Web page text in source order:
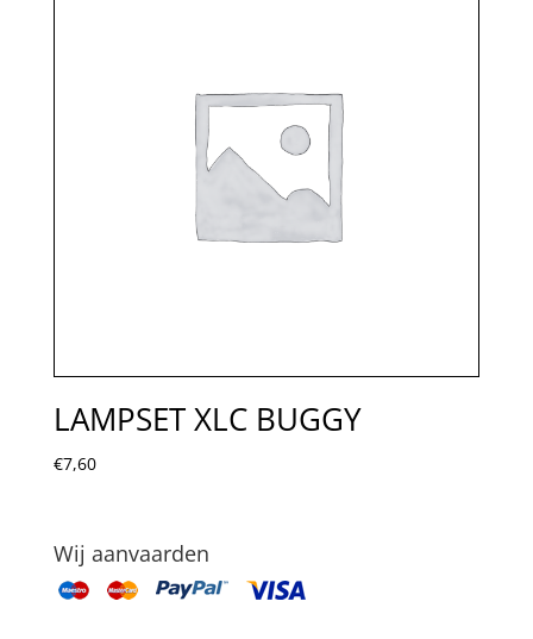
LAMPSET XLC BUGGY
€7,60
Wij aanvaarden